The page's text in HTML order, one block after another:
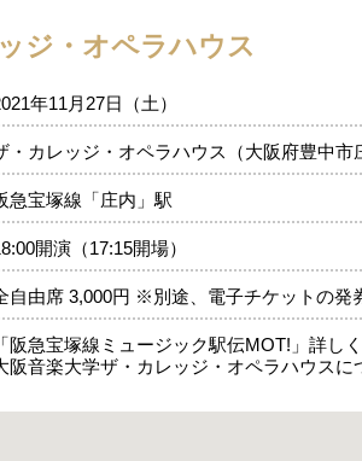
ジ・オペラハウス
年11月27日（土）
・カレッジ・オペラハウス（大阪府豊中市
急宝塚線「庄内」駅
開演（17:15開場）
自由席 3,000円 ※別途、電子チケットの発
「阪急宝塚線ミュージック駅伝MOT!」詳し
阪音楽大学ザ・カレッジ・オペラハウスに